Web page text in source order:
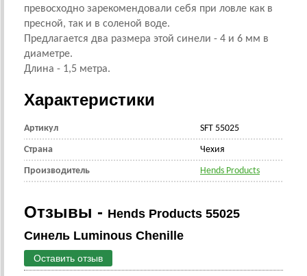
превосходно зарекомендовали себя при ловле как в
пресной, так и в соленой воде.
Предлагается два размера этой синели - 4 и 6 мм в
диаметре.
Длина - 1,5 метра.
Характеристики
Артикул SFT 55025
Страна Чехия
Производитель Hends Products
Отзывы - Hends Products 55025
Синель Luminous Chenille
Оставить отзыв